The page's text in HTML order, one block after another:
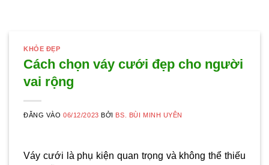
KHỎE ĐẸP
Cách chọn váy cưới đẹp cho người
vai rộng
ĐĂNG VÀO06/12/2023 BỞI BS. BÙI MINH UYÊN
Váy cưới là phụ kiện quan trọng và không thể thiếu